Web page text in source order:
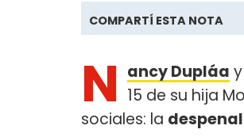
COMPARTÍ ESTA NOTA
N ancy Dupláa y
15 de su hija
sociales: la